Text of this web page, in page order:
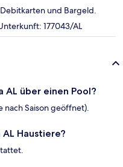
und Bargeld.
177043/AL
AL über einen Pool?
nach Saison geöffnet).
Haustiere?